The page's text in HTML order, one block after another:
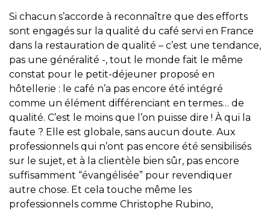
Si chacun s’accorde à reconnaître que des efforts
sont engagés sur la qualité du café servi en France
dans la restauration de qualité – c’est une tendance,
pas une généralité -, tout le monde fait le même
constat pour le petit-déjeuner proposé en
hôtellerie : le café n’a pas encore été intégré
comme un élément différenciant en termes… de
qualité. C’est le moins que l’on puisse dire ! À qui la
faute ? Elle est globale, sans aucun doute. Aux
professionnels qui n’ont pas encore été sensibilisés
sur le sujet, et à la clientèle bien sûr, pas encore
suffisamment “évangélisée” pour revendiquer
autre chose. Et cela touche même les
professionnels comme Christophe Rubino,